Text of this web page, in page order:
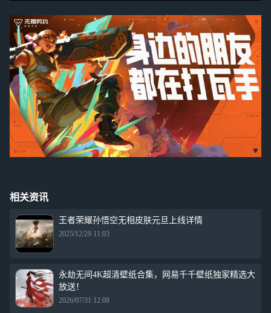
相关资讯
王者荣耀孙悟空无相皮肤元旦上线详情
2025/12/29 11:03
永劫无间4K超清壁纸合集，网易千千壁纸独家精选大
放送！
2026/07/31 12:08